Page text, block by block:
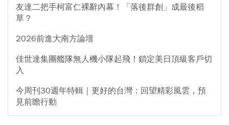
友達二把手柯富仁裸辭內幕！「落後群創」成最後稻
草？
2026前進大南方論壇
佳世達集團艦隊無人機小隊起飛！鎖定美日頂級客戶切
入
今周刊30週年特輯｜更好的台灣：回望精彩風雲，預
見前瞻行動